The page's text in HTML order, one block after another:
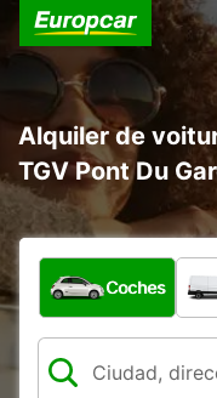
Alquiler de
TGV Pont Du
¿Qué tipo de
Coches